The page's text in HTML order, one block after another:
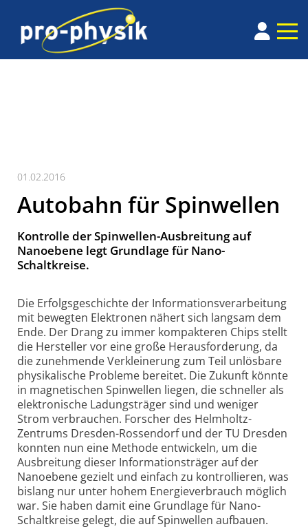
01.02.2016
Autobahn für Spinwellen
Kontrolle der Spinwellen-Ausbreitung auf
Nanoebene legt Grundlage für Nano-
Schaltkreise.
Die Erfolgsgeschichte der Informationsverarbeitung
mit bewegten Elektronen nähert sich langsam dem
Ende. Der Drang zu immer kompakteren Chips stellt
die Hersteller vor eine große Heraus­forderung, da
die zunehmende Verkleinerung zum Teil unlösbare
physika­lische Probleme bereitet. Die Zukunft könnte
in magne­tischen Spin­wellen liegen, die schneller als
elektro­nische Ladungs­träger sind und weniger
Strom verbrauchen. Forscher des Helmholtz-
Zentrums Dresden-Rossen­dorf und der TU Dresden
konnten nun eine Methode entwickeln, um die
Ausbreitung dieser Informations­träger auf der
Nano­ebene gezielt und einfach zu kontrollieren, was
bislang nur unter hohem Energie­verbrauch möglich
war. Sie haben damit eine Grund­lage für Nano-
Schalt­kreise gelegt, die auf Spin­wellen auf­bauen.